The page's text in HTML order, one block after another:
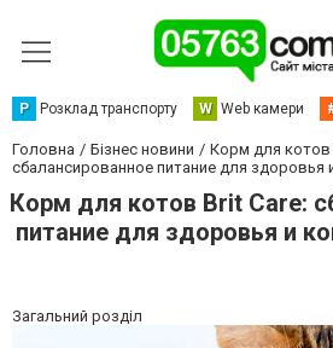
Р Розклад транспорту W Web камери
Головна Бізнес новини
Корм для котов
сбалансированное питание для здоровья
Корм для котов Brit Care:
питание для здоровья и
Загальний розділ